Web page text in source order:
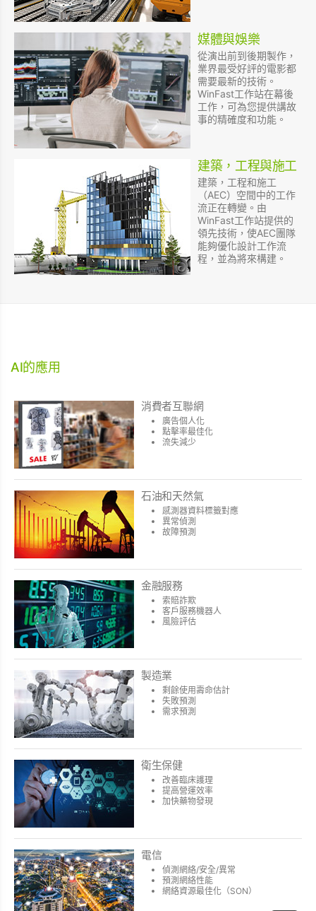
媒體與娛樂
從演出前到後期製作，
業界最受好評的電影都
需要最新的技術。
WinFast工作站在幕後
工作，可為您提供講故
事的精確度和功能。
建築，工程與施工
建築，工程和施工
（AEC）空間中的工作
流正在轉變。由
WinFast工作站提供的
領先技術，使AEC團隊
能夠優化設計工作流
程，並為將來構建。
AI的應用
消費者互聯網
廣告個人化
點擊率最佳化
流失減少
石油和天然氣
感測器資料標籤對應
異常偵測
故障預測
金融服務
索賠詐欺
客戶服務機器人
風險評估
製造業
剩餘使用壽命估計
失敗預測
需求預測
衛生保健
改善臨床護理
提高營運效率
加快藥物發現
電信
偵測網絡/安全/異常
預測網絡性能
網絡資源最佳化（SON）